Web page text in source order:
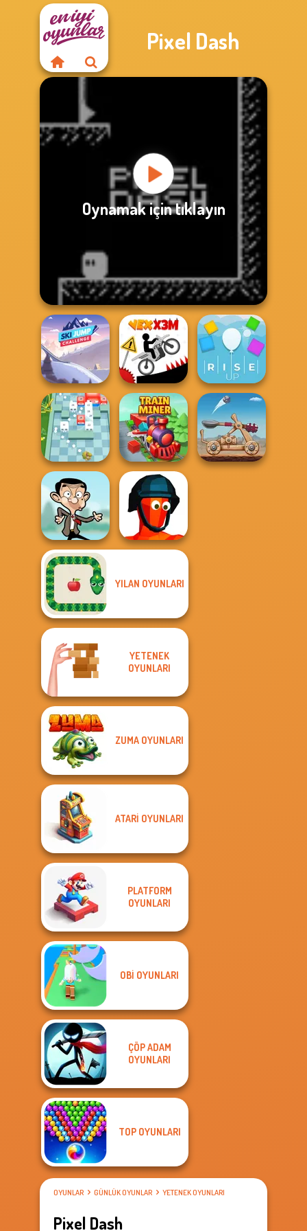
Pixel Dash
Oynamak için tıklayın
Ski Jump
Challenge
Vex X3M Rise Up
Break n Bounce Train Miner
Mr Bean Jump
YILAN OYUNLARI
YETENEK
OYUNLARI
ZUMA OYUNLARI
ATARI OYUNLARI
PLATFORM
OYUNLARI
OBI OYUNLARI
ÇÖP ADAM
OYUNLARI
TOP OYUNLARI
OYUNLAR GÜNLÜK OYUNLAR YETENEK OYUNLARI
Pixel Dash